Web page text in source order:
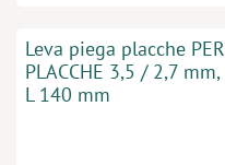
Leva piega placche PER
PLACCHE 3,5 / 2,7 mm,
L 140 mm